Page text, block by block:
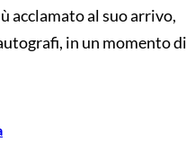
acclamato al suo arrivo,
in un momento